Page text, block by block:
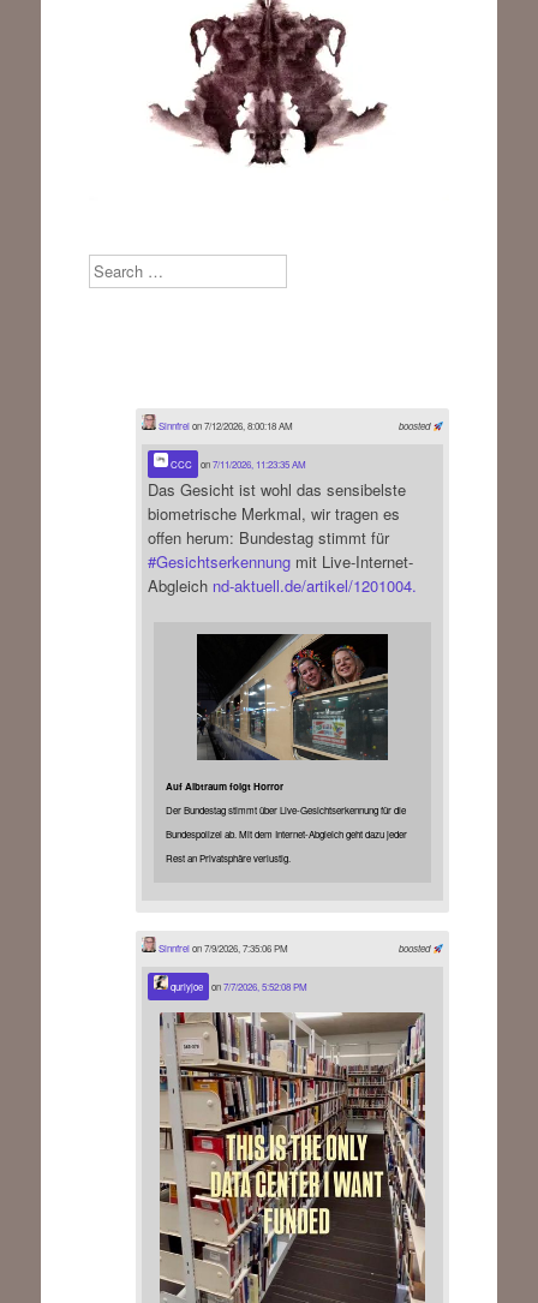
Search
boosted
Sinnfreion 7/12/2026, 8:00:18 AM
CCC on7/11/2026, 11:23:35 AM
Das Gesicht ist wohl das sensibelste
biometrische Merkmal, wir tragen es
offen herum: Bundestag stimmt für
#Gesichtserkennungmit Live-Internet-
Abgleich nd-aktuell.de/artikel/1201004.
Auf Albtraum folgt Horror
Der Bundestag stimmt über Live-Gesichtserkennung für die
Bundespolizei ab. Mit dem Internet-Abgleich geht dazu jeder
Rest an Privatsphäre verlustig.
boosted
Sinnfreion 7/9/2026, 7:35:06 PM
qurlyjoe on7/7/2026, 5:52:08 PM